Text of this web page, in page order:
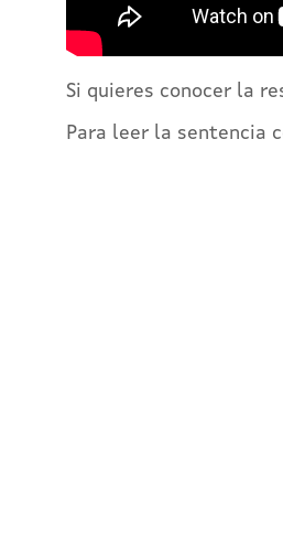
Si quieres conocer la
Para leer la sentencia